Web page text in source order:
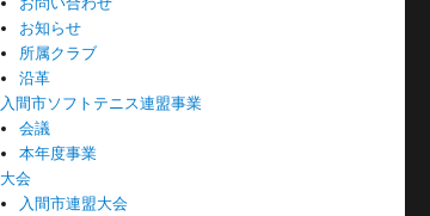
お知らせ
所属クラブ
沿革
入間市ソフトテニス連盟事業
会議
本年度事業
大会
入間市連盟大会